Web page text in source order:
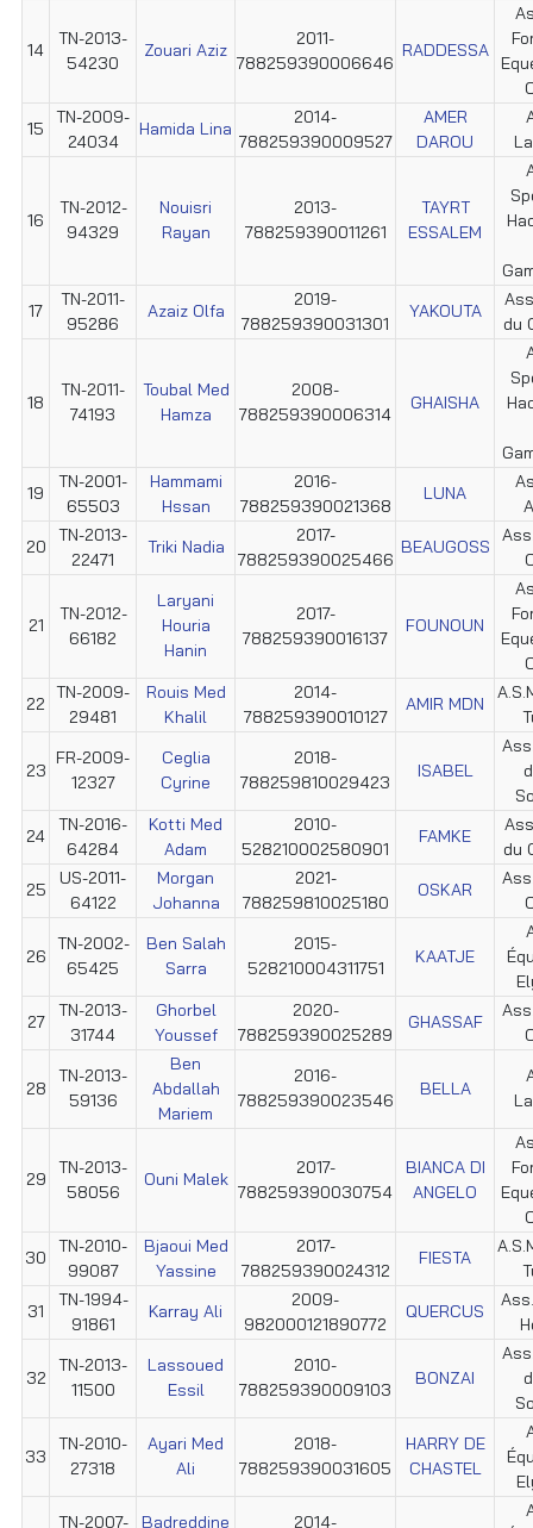
14
TN-2013-
54230
Zouari Aziz
2011-
788259390006646
RADDESSA
15
TN-2009-
24034
Hamida Lina
2014-
788259390009527
AMER
DAROU
16
TN-2012-
94329
Nouisri
Rayan
2013-
788259390011261
TAYRT
ESSALEM
17
TN-2011-
95286
Azaiz Olfa
2019-
788259390031301
YAKOUTA
du
18
TN-2011-
74193
Toubal Med
Hamza
2008-
788259390006314
GHAISHA
19
TN-2001-
65503
Hammami
Hssan
2016-
788259390021368
LUNA
20
TN-2013-
22471
Triki Nadia
2017-
788259390025466
BEAUGOSS
21
TN-2012-
66182
Laryani
Houria
Hanin
2017-
788259390016137
FOUNOUN
22
TN-2009-
29481
Rouis Med
Khalil
2014-
788259390010127
AMIR MDN
23
FR-2009-
12327
Ceglia
Cyrine
2018-
788259810029423
ISABEL
24
TN-2016-
64284
Kotti Med
Adam
2010-
528210002580901
FAMKE
du
25
US-2011-
64122
Morgan
Johanna
2021-
788259810025180
OSKAR
26
TN-2002-
65425
Ben Salah
Sarra
2015-
528210004311751
KAATJE
27
TN-2013-
31744
Ghorbel
Youssef
2020-
788259390025289
GHASSAF
28
TN-2013-
59136
Ben
Abdallah
Mariem
2016-
788259390023546
BELLA
29
TN-2013-
58056
Ouni Malek
2017-
788259390030754
BIANCA DI
ANGELO
30
TN-2010-
99087
Bjaoui Med
Yassine
2017-
788259390024312
FIESTA
31
TN-1994-
91861
Karray Ali
2009-
982000121890772
QUERCUS
32
TN-2013-
11500
Lassoued
Essil
2010-
788259390009103
BONZAI
33
TN-2010-
27318
Ayari Med
Ali
2018-
788259390031605
HARRY DE
CHASTEL
TN-2007-
Badreddine
2014-